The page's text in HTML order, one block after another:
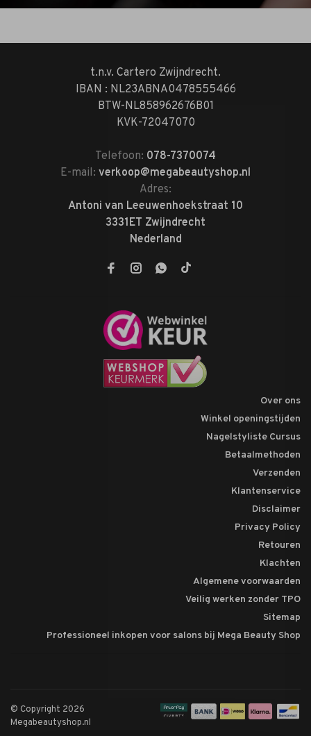
t.n.v. Cartero Zwijndrecht.
IBAN : NL23ABNA0478555466
BTW-NL858962676B01
KVK-72047070
Telefoon: 078-7370074
E-mail: verkoop@megabeautyshop.nl
Adres:
Antoni van Leeuwenhoekstraat 10
3331ET Zwijndrecht
Nederland
Over ons
Winkel openingstijden
Nagelstyliste Cursus
Betaalmethoden
Verzenden
Klantenservice
Disclaimer
Privacy Policy
Retouren
Klachten
Algemene voorwaarden
Veilig werken zonder TPO
Sitemap
Professioneel inkopen voor salons bij Mega Beauty Shop
© Copyright 2026
Megabeautyshop.nl